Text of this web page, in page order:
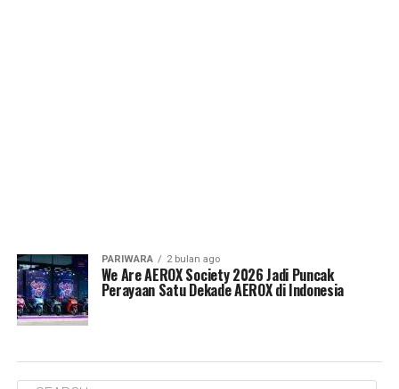
PARIWARA 2 bulan ago
We Are AEROX Society 2026 Jadi Puncak
Perayaan Satu Dekade AEROX di Indonesia